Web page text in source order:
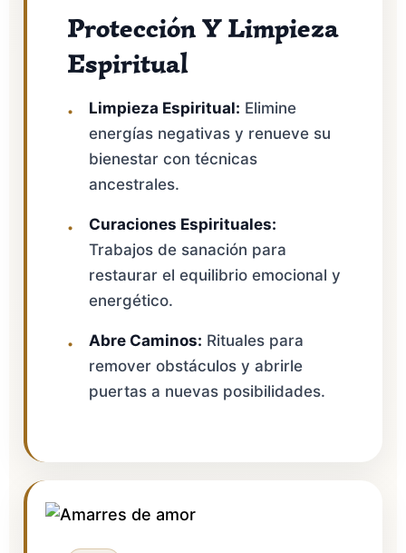
Protección Y Limpieza
Espiritual
Limpieza Espiritual: Elimine
energías negativas y renueve su
bienestar con técnicas
ancestrales.
Curaciones Espirituales:
Trabajos de sanación para
restaurar el equilibrio emocional y
energético.
Abre Caminos: Rituales para
remover obstáculos y abrirle
puertas a nuevas posibilidades.